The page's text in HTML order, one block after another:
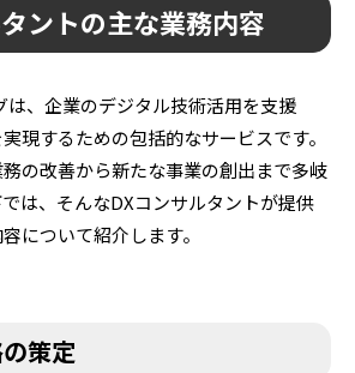
ントの主な業務内容
は、企業のデジタル技術活用を支援
現するための包括的なサービスです。
の改善から新たな事業の創出まで多岐
は、そんなDXコンサルタントが提供
について紹介します。
策定